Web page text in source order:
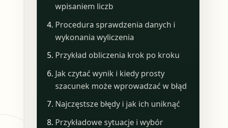
wpisaniem liczb
Procedura sprawdzenia danych i
wykonania wyliczenia
Przykład obliczenia krok po kroku
Jak czytać wynik i kiedy prosty
szacunek może wprowadzać w błąd
Najczęstsze błędy i jak ich uniknąć
Przykładowe sytuacje i wybór